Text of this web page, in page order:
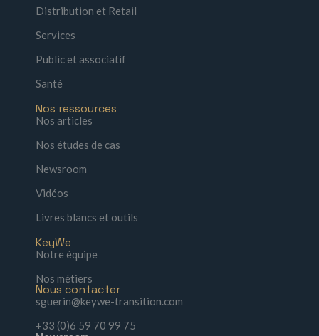
Distribution et Retail
Services
Public et associatif
Santé
Nos ressources
Nos articles
Nos études de cas
Newsroom
Vidéos
Livres blancs et outils
KeyWe
Notre équipe
Nos métiers
Nous contacter
sguerin@keywe-transition.com
+33 (0)6 59 70 99 75